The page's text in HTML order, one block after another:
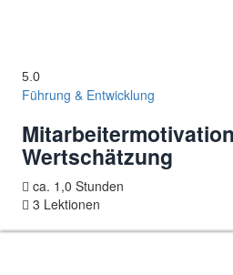
5.0
Führung & Entwicklung
Wertschätzung
ca. 1,0 Stunden
3 Lektionen